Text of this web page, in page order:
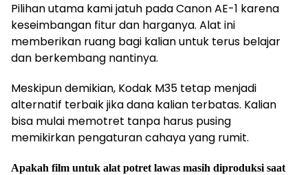
Pilihan utama kami jatuh pada Canon AE-1 karena
keseimbangan fitur dan harganya. Alat ini
memberikan ruang bagi kalian untuk terus belajar
dan berkembang nantinya.
Meskipun demikian, Kodak M35 tetap menjadi
alternatif terbaik jika dana kalian terbatas. Kalian
bisa mulai memotret tanpa harus pusing
memikirkan pengaturan cahaya yang rumit.
Apakah film untuk alat potret lawas masih diproduksi saat